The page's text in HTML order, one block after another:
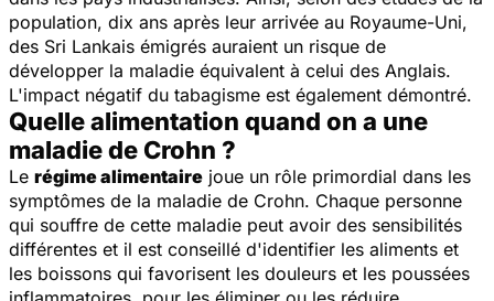
population, dix ans après leur arrivée au Royaume-Uni,
des Sri Lankais émigrés auraient un risque de
développer la maladie équivalent à celui des Anglais.
L'impact négatif du tabagisme est également démontré.
Quelle alimentation quand on a une
maladie de Crohn ?
Le régime alimentaire joue un rôle primordial dans les
symptômes de la maladie de Crohn. Chaque personne
qui souffre de cette maladie peut avoir des sensibilités
différentes et il est conseillé d'identifier les aliments et
les boissons qui favorisent les douleurs et les poussées